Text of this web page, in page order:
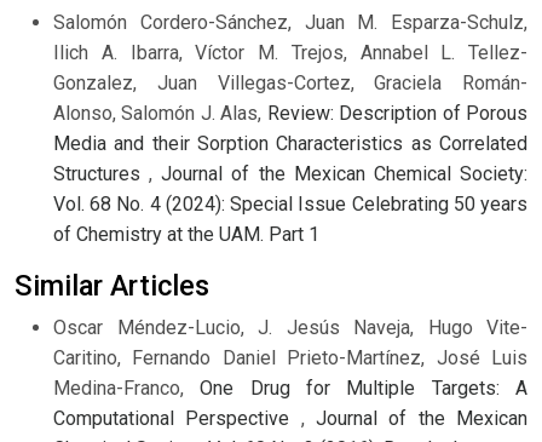
Salomón Cordero-Sánchez, Juan M. Esparza-Schulz,
Ilich A. Ibarra, Víctor M. Trejos, Annabel L. Tellez-
Gonzalez, Juan Villegas-Cortez, Graciela Román-
Alonso, Salomón J. Alas, Review: Description of Porous
Media and their Sorption Characteristics as Correlated
Structures,Journal of the Mexican Chemical Society:
Vol. 68 No. 4 (2024): Special Issue Celebrating 50 years
of Chemistry at the UAM. Part 1
Similar Articles
Oscar Méndez-Lucio, J. Jesús Naveja, Hugo Vite-
Caritino, Fernando Daniel Prieto-Martínez, José Luis
Medina-Franco,One Drug for Multiple Targets: A
Computational Perspective ,Journal of the Mexican